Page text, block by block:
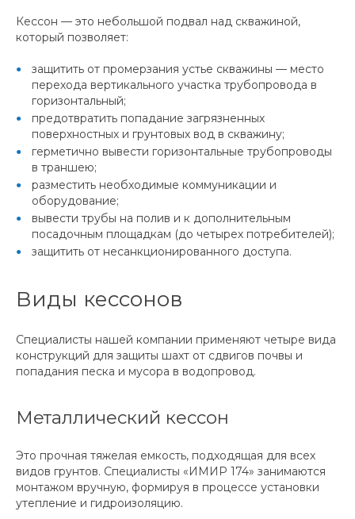
Кессон — это небольшой подвал над скважиной,
который позволяет:
защитить от промерзания устье скважины — место
перехода вертикального участка трубопровода в
горизонтальный;
предотвратить попадание загрязненных
поверхностных и грунтовых вод в скважину;
герметично вывести горизонтальные трубопроводы
в траншею;
разместить необходимые коммуникации и
оборудование;
вывести трубы на полив и к дополнительным
посадочным площадкам (до четырех потребителей);
защитить от несанкционированного доступа.
Виды кессонов
Специалисты нашей компании применяют четыре вида
конструкций для защиты шахт от сдвигов почвы и
попадания песка и мусора в водопровод.
Металлический кессон
Это прочная тяжелая емкость, подходящая для всех
видов грунтов. Специалисты «ИМИР 174» занимаются
монтажом вручную, формируя в процессе установки
утепление и гидроизоляцию.